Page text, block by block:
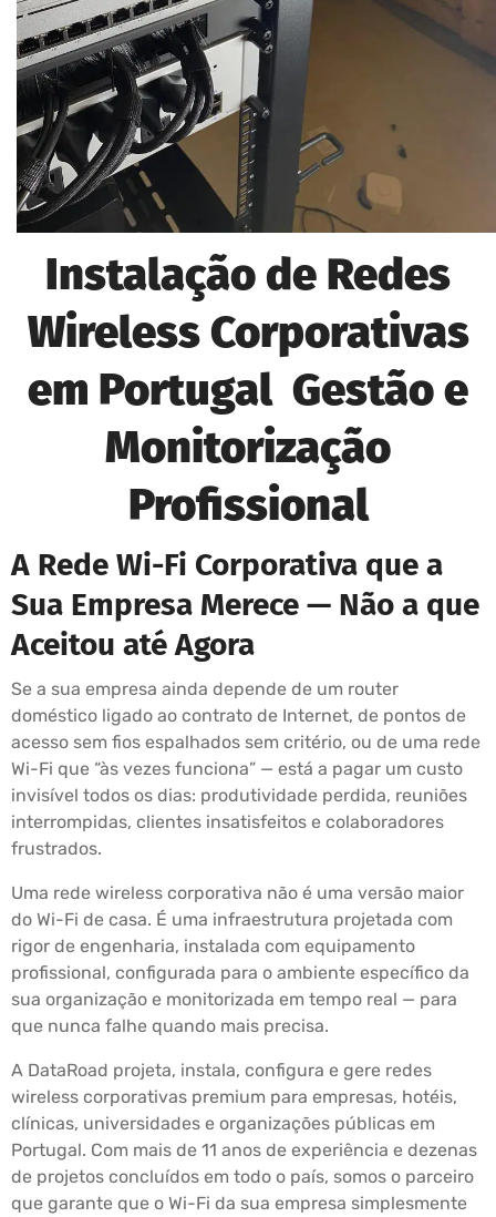
Instalação de Redes
Wireless Corporativas
em Portugal Gestão e
Monitorização
Profissional
A Rede Wi-Fi Corporativa que a
Sua Empresa Merece — Não a que
Aceitou até Agora
Se a sua empresa ainda depende de um router
doméstico ligado ao contrato de Internet, de pontos de
acesso sem fios espalhados sem critério, ou de uma rede
Wi-Fi que “às vezes funciona” — está a pagar um custo
invisível todos os dias: produtividade perdida, reuniões
interrompidas, clientes insatisfeitos e colaboradores
frustrados.
Uma rede wireless corporativa não é uma versão maior
do Wi-Fi de casa. É uma infraestrutura projetada com
rigor de engenharia, instalada com equipamento
profissional, configurada para o ambiente específico da
sua organização e monitorizada em tempo real — para
que nunca falhe quando mais precisa.
A DataRoad projeta, instala, configura e gere redes
wireless corporativas premium para empresas, hotéis,
clínicas, universidades e organizações públicas em
Portugal. Com mais de 11 anos de experiência e dezenas
de projetos concluídos em todo o país, somos o parceiro
que garante que o Wi-Fi da sua empresa simplesmente